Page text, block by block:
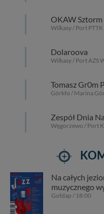
OKAW Sztorm
Wilkasy / Port
Dolaroova
Wilkasy / Port AZS
Tomasz Gr0m
Górkło / Marina
Zespół Dnia
Węgorzewo / Port
Na całych
muzycznego
Gołdap / 18:00